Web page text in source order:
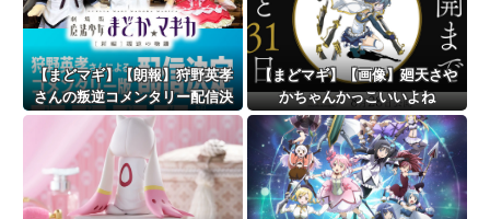
【まどマギ】【朗報】狩野英孝
さんの叛逆コメンタリー配信決
定
【まどマギ】【画像】廻天さや
かちゃんかっこいいよね